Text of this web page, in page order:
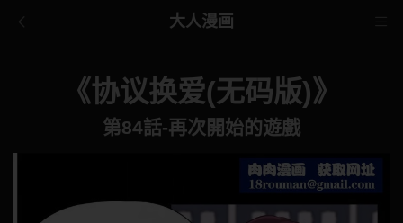
大人漫画
《协议换爱(无码版)》
第84話-再次開始的遊戲